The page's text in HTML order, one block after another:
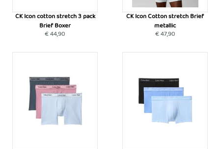
CK Icon cotton stretch 3 pack
Brief Boxer
€ 44,90
CK Icon Cotton stretch Brief
metallic
€ 47,90